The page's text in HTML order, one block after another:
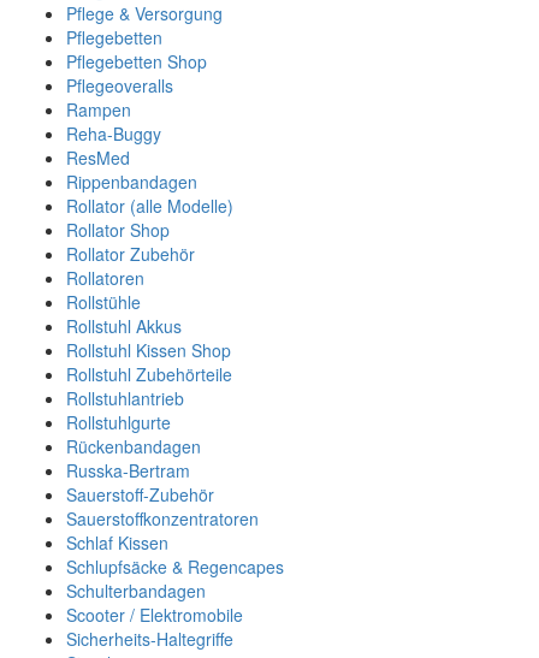
Pflege & Versorgung
Pflegebetten
Pflegebetten Shop
Pflegeoveralls
Rampen
Reha-Buggy
ResMed
Rippenbandagen
Rollator (alle Modelle)
Rollator Shop
Rollator Zubehör
Rollatoren
Rollstühle
Rollstuhl Akkus
Rollstuhl Kissen Shop
Rollstuhl Zubehörteile
Rollstuhlantrieb
Rollstuhlgurte
Rückenbandagen
Russka-Bertram
Sauerstoff-Zubehör
Sauerstoffkonzentratoren
Schlaf Kissen
Schlupfsäcke & Regencapes
Schulterbandagen
Scooter / Elektromobile
Sicherheits-Haltegriffe